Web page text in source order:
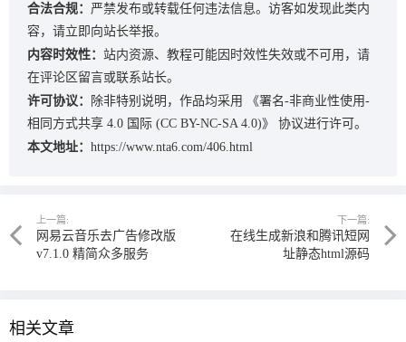
合法合规： 严禁发布或转载任何违法信息。访客如发现此类内
容，请立即向站长举报。
内容时效性： 站内资源、教程可能因时效性失效或不可用，请
在评论区留言或联系站长。
许可协议：
除非特别说明，作品均采用
《署名-非商业性使用-
相同方式共享 4.0 国际 (CC BY-NC-SA 4.0)》
协议进行许可。
本文地址： https://www.nta6.com/406.html
上一篇:
网易云音乐去广告修改版
v7.1.0 精简众多服务
下一篇:
在线生成新浪和腾讯短网
址静态html源码
相关文章